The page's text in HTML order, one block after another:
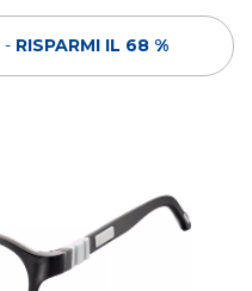
- RISPARMI IL 68 %